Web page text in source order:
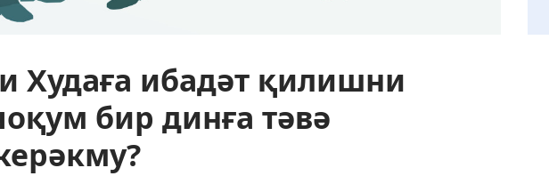
Худаға ибадәт қилишни
бир динға тәвә